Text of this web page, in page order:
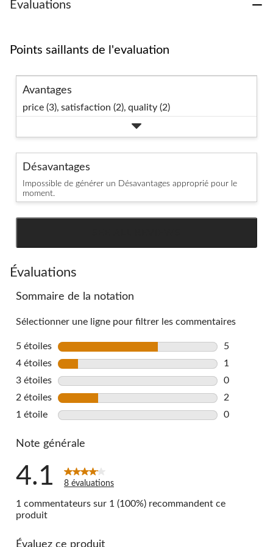
Évaluations
Points saillants de l'evaluation
Avantages
price (3), satisfaction (2), quality (2)
Désavantages
Impossible de générer un Désavantages approprié pour le
moment.
Évaluations
Sommaire de la notation
Sélectionner une ligne pour filtrer les commentaires
5 étoiles étoiles
5
5
4 étoiles étoiles
1
1
3 étoiles étoiles
0
0
2 étoiles étoiles
2
2
1 étoile étoiles
0
Note générale
4.1 8 évaluations
1 commentateurs sur 1 (100%) recommandent ce
produit
Évaluez ce produit